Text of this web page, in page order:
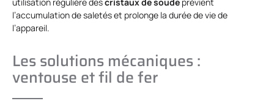
l’accumulation de saletés et prolonge la durée de vie de
l’appareil.
Les solutions mécaniques :
ventouse et fil de fer